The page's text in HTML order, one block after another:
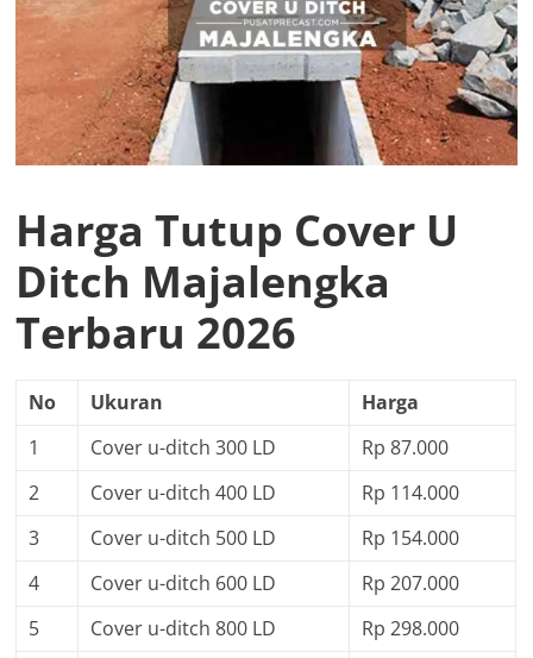
Harga Tutup Cover U
Ditch Majalengka
Terbaru 2026
No Ukuran
Harga
1
Cover u-ditch 300 LD
Rp 87.000
2
Cover u-ditch 400 LD
Rp 114.000
3
Cover u-ditch 500 LD
Rp 154.000
4
Cover u-ditch 600 LD
Rp 207.000
5
Cover u-ditch 800 LD
Rp 298.000